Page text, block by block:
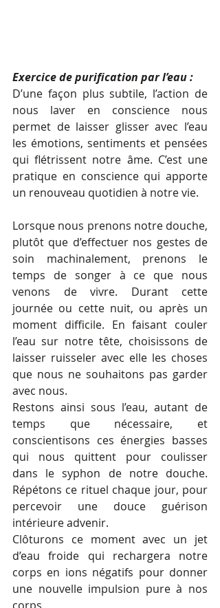
Exercice de purification par l’eau :
D’une façon plus subtile, l’action de
nous laver en conscience nous
permet de laisser glisser avec l’eau
les émotions, sentiments et pensées
qui flétrissent notre âme. C’est une
pratique en conscience qui apporte
un renouveau quotidien à notre vie.
Lorsque nous prenons notre douche,
plutôt que d’effectuer nos gestes de
soin machinalement, prenons le
temps de songer à ce que nous
venons de vivre. Durant cette
journée ou cette nuit, ou après un
moment difficile. En faisant couler
l’eau sur notre tête, choisissons de
laisser ruisseler avec elle les choses
que nous ne souhaitons pas garder
avec nous.
Restons ainsi sous l’eau, autant de
temps que nécessaire, et
conscientisons ces énergies basses
qui nous quittent pour coulisser
dans le syphon de notre douche.
Répétons ce rituel chaque jour, pour
percevoir une douce guérison
intérieure advenir.
Clôturons ce moment avec un jet
d’eau froide qui rechargera notre
corps en ions négatifs pour donner
une nouvelle impulsion pure à nos